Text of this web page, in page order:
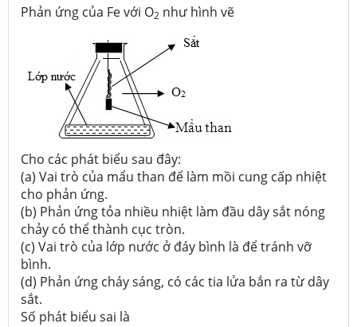
Phản ứng của Fe với O2 như hình vẽ
Cho các phát biểu sau đây:
(a) Vai trò của mẩu than để làm mồi cung cấp nhiệt
cho phản ứng.
(b) Phản ứng tỏa nhiều nhiệt làm đầu dây sắt nóng
chảy có thể thành cục tròn.
(c) Vai trò của lớp nước ở đáy bình là để tránh vỡ
bình.
(d) Phản ứng cháy sáng, có các tia lửa bắn ra từ dây
sắt.
Số phát biểu sai là